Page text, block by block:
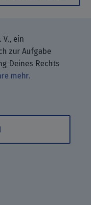
ein
zur Aufgabe
Deines Rechts
mehr.
mit
mit uns über